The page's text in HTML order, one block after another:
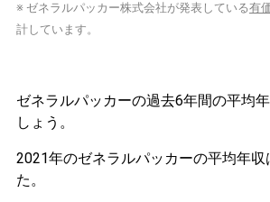
※ ゼネラルパッカー株式会社が発表している有
計しています。
ゼネラルパッカーの過去6年間の平均
しょう。
2021年のゼネラルパッカーの平均年収
た。